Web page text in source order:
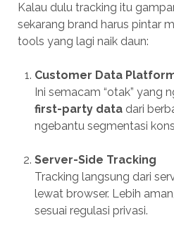
Kalau dulu tracking itu
sekarang brand harus pintar
tools yang lagi naik daun:
Customer Data
Ini semacam “otak” yang
first-party datadari
ngebantu segmentasi
Server-Side Tracking
Tracking langsung dari
lewat browser. Lebih
sesuai regulasi privasi.